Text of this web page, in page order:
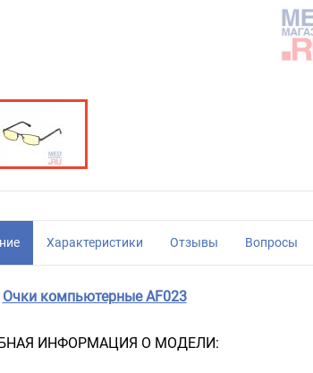
Характеристики Отзывы Вопросы
Очки компьютерные AF023
ИНФОРМАЦИЯ О МОДЕЛИ: